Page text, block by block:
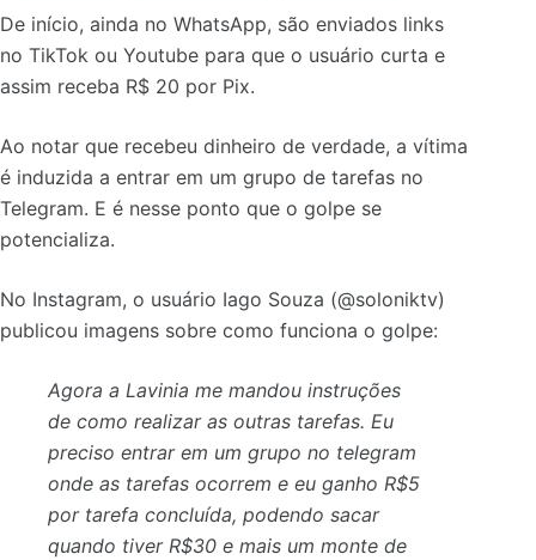
De início, ainda no WhatsApp, são enviados links
no TikTok ou Youtube para que o usuário curta e
assim receba R$ 20 por Pix.
Ao notar que recebeu dinheiro de verdade, a vítima
é induzida a entrar em um grupo de tarefas no
Telegram. E é nesse ponto que o golpe se
potencializa.
No Instagram, o usuário Iago Souza (@soloniktv)
publicou imagens sobre como funciona o golpe:
Agora a Lavinia me mandou instruções
de como realizar as outras tarefas. Eu
preciso entrar em um grupo no telegram
onde as tarefas ocorrem e eu ganho R$5
por tarefa concluída, podendo sacar
quando tiver R$30 e mais um monte de